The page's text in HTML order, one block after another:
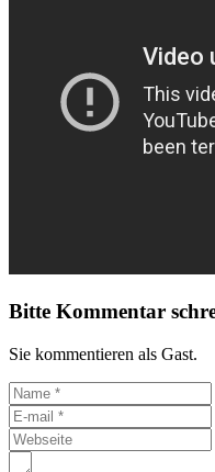
Bitte Kommentar
Sie kommentieren als Gast.